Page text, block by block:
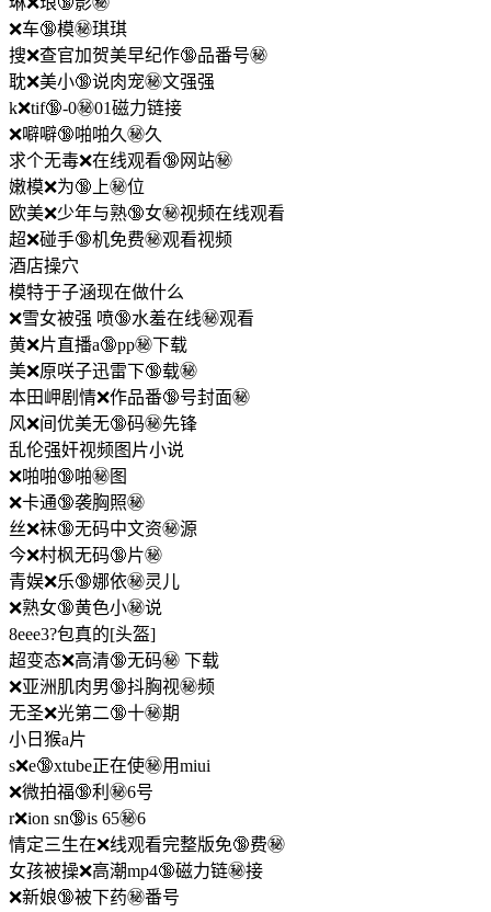
❌车🔞模㊙️琪琪
搜❌查官加贺美早纪作🔞品番号㊙️
耽❌美小🔞说肉宠㊙️文强强
k❌tif🔞-0㊙️01磁力链接
❌噼噼🔞啪啪久㊙️久
求个无毒❌在线观看🔞网站㊙️
嫩模❌为🔞上㊙️位
欧美❌少年与熟🔞女㊙️视频在线观看
超❌碰手🔞机免费㊙️观看视频
酒店操穴
模特于子涵现在做什么
❌雪女被强 喷🔞水羞在线㊙️观看
黄❌片直播a🔞pp㊙️下载
美❌原咲子迅雷下🔞载㊙️
本田岬剧情❌作品番🔞号封面㊙️
风❌间优美无🔞码㊙️先锋
乱伦强奸视频图片小说
❌啪啪🔞啪㊙️图
❌卡通🔞袭胸照㊙️
丝❌袜🔞无码中文资㊙️源
今❌村枫无码🔞片㊙️
青娱❌乐🔞娜依㊙️灵儿
❌熟女🔞黄色小㊙️说
8eee3?包真的[头盔]
超变态❌高清🔞无码㊙️ 下载
❌亚洲肌肉男🔞抖胸视㊙️频
无圣❌光第二🔞十㊙️期
小日猴a片
s❌e🔞xtube正在使㊙️用miui
❌微拍福🔞利㊙️6号
r❌ion sn🔞is 65㊙️6
情定三生在❌线观看完整版免🔞费㊙️
女孩被操❌高潮mp4🔞磁力链㊙️接
❌新娘🔞被下药㊙️番号